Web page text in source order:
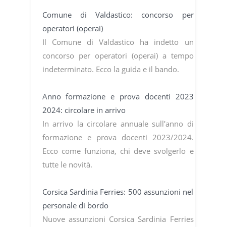
Comune di Valdastico: concorso per
operatori (operai)
Il Comune di Valdastico ha indetto un
concorso per operatori (operai) a tempo
indeterminato. Ecco la guida e il bando.
Anno formazione e prova docenti 2023
2024: circolare in arrivo
In arrivo la circolare annuale sull'anno di
formazione e prova docenti 2023/2024.
Ecco come funziona, chi deve svolgerlo e
tutte le novità.
Corsica Sardinia Ferries: 500 assunzioni nel
personale di bordo
Nuove assunzioni Corsica Sardinia Ferries